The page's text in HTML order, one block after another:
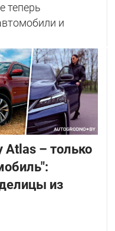
теперь
и
Atlas – только
из